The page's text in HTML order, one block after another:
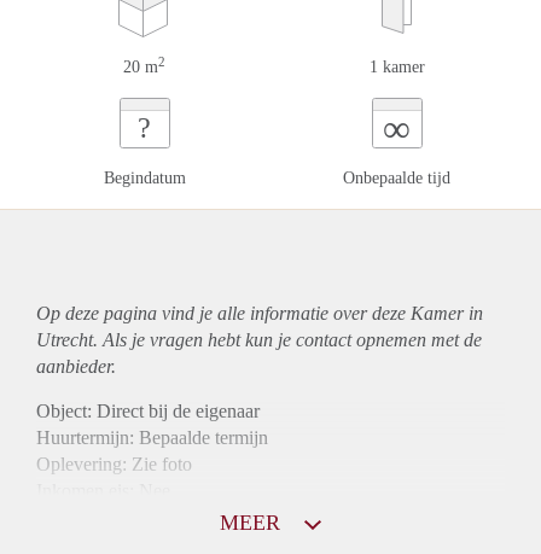
20 m2 1 kamer
?
Begindatum
∞
Onbepaalde tijd
Op deze pagina vind je alle informatie over deze Kamer in
Utrecht. Als je vragen hebt kun je contact opnemen met de
aanbieder.
Object: Direct bij de eigenaar
Huurtermijn: Bepaalde termijn
Oplevering: Zie foto
MEER